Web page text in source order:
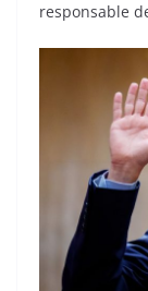
responsable